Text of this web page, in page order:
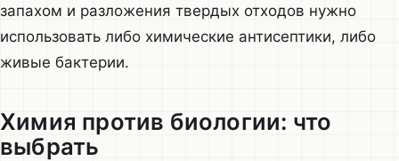
запахом и разложения твердых отходов нужно
использовать либо химические антисептики, либо
живые бактерии.
Химия против биологии: что
выбрать